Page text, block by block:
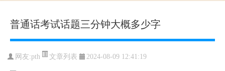
普通话考试话题三分钟大概多少字
网友:pth 文章列表 2024-08-09 12:41:19